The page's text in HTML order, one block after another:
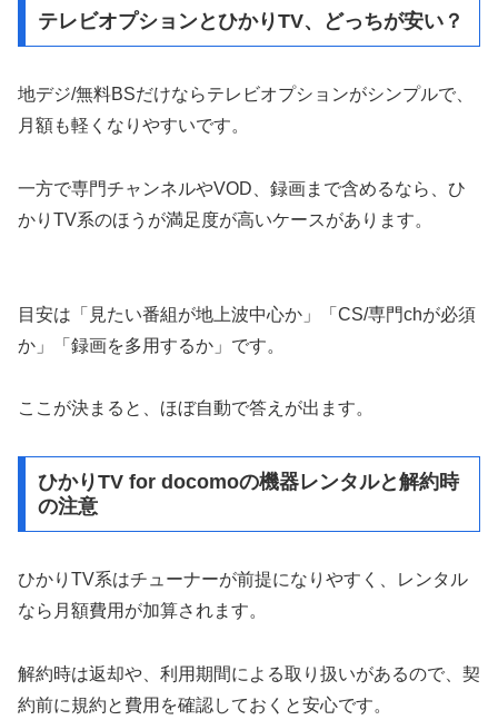
テレビオプションとひかりTV、どっちが安い？
地デジ/無料BSだけならテレビオプションがシンプルで、
月額も軽くなりやすいです。
一方で専門チャンネルやVOD、録画まで含めるなら、ひ
かりTV系のほうが満足度が高いケースがあります。
目安は「見たい番組が地上波中心か」「CS/専門chが必須
か」「録画を多用するか」です。
ここが決まると、ほぼ自動で答えが出ます。
ひかりTV for docomoの機器レンタルと解約時
の注意
ひかりTV系はチューナーが前提になりやすく、レンタル
なら月額費用が加算されます。
解約時は返却や、利用期間による取り扱いがあるので、契
約前に規約と費用を確認しておくと安心です。